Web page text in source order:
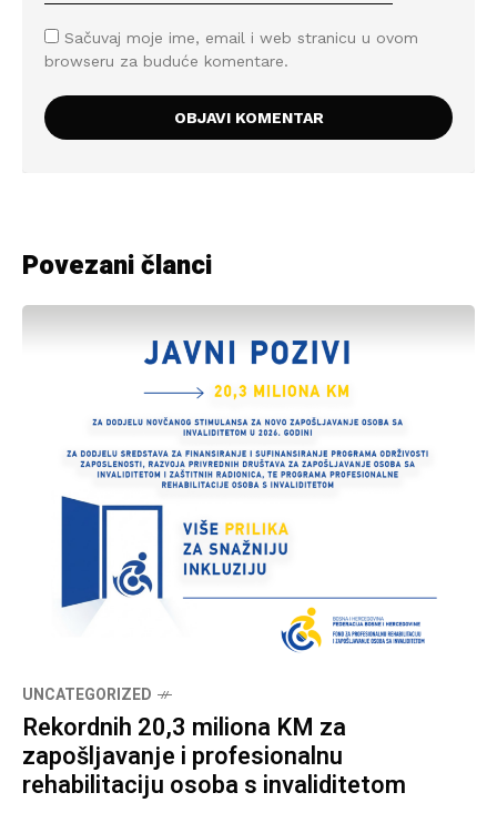
Sačuvaj moje ime, email i web stranicu u ovom
browseru za buduće komentare.
Povezani članci
UNCATEGORIZED
Rekordnih 20,3 miliona KM za
zapošljavanje i profesionalnu
rehabilitaciju osoba s invaliditetom